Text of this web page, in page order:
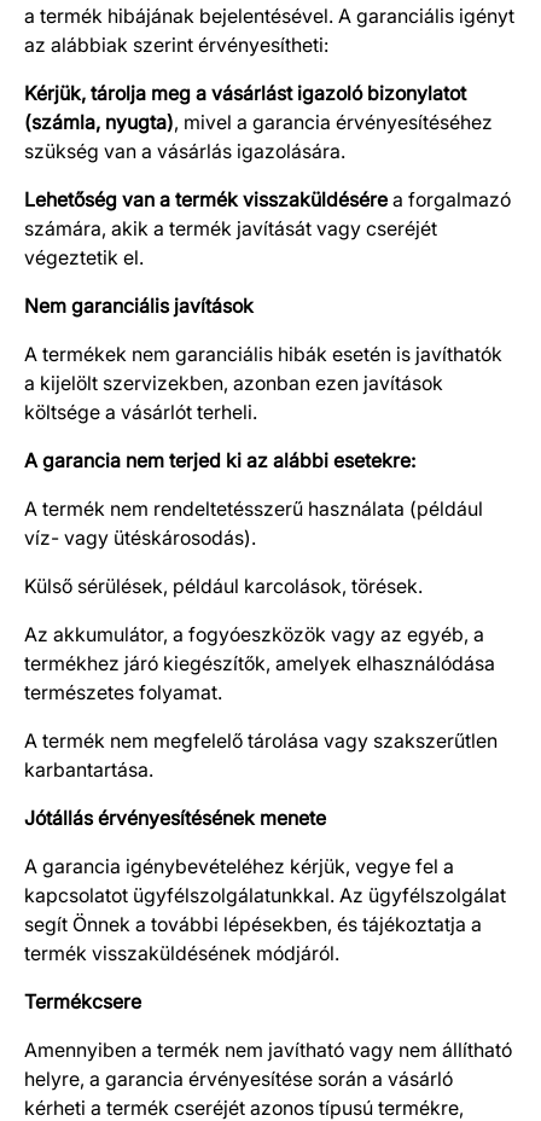
a termék hibájának bejelentésével. A garanciális igényt
az alábbiak szerint érvényesítheti:
Kérjük, tárolja meg a vásárlást igazoló bizonylatot
(számla, nyugta), mivel a garancia érvényesítéséhez
szükség van a vásárlás igazolására.
Lehetőség van a termék visszaküldésére a forgalmazó
számára, akik a termék javítását vagy cseréjét
végeztetik el.
Nem garanciális javítások
A termékek nem garanciális hibák esetén is javíthatók
a kijelölt szervizekben, azonban ezen javítások
költsége a vásárlót terheli.
A garancia nem terjed ki az alábbi esetekre:
A termék nem rendeltetésszerű használata (például
víz- vagy ütéskárosodás).
Külső sérülések, például karcolások, törések.
Az akkumulátor, a fogyóeszközök vagy az egyéb, a
termékhez járó kiegészítők, amelyek elhasználódása
természetes folyamat.
A termék nem megfelelő tárolása vagy szakszerűtlen
karbantartása.
Jótállás érvényesítésének menete
A garancia igénybevételéhez kérjük, vegye fel a
kapcsolatot ügyfélszolgálatunkkal. Az ügyfélszolgálat
segít Önnek a további lépésekben, és tájékoztatja a
termék visszaküldésének módjáról.
Termékcsere
Amennyiben a termék nem javítható vagy nem állítható
helyre, a garancia érvényesítése során a vásárló
kérheti a termék cseréjét azonos típusú termékre,